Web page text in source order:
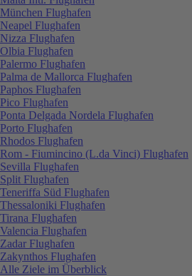
München Flughafen
Neapel Flughafen
Nizza Flughafen
Olbia Flughafen
Palermo Flughafen
Palma de Mallorca Flughafen
Paphos Flughafen
Pico Flughafen
Ponta Delgada Nordela Flughafen
Porto Flughafen
Rhodos Flughafen
Rom - Fiumincino (L.da Vinci) Flughafen
Sevilla Flughafen
Split Flughafen
Teneriffa Süd Flughafen
Thessaloniki Flughafen
Tirana Flughafen
Valencia Flughafen
Zadar Flughafen
Zakynthos Flughafen
Alle Ziele im Überblick